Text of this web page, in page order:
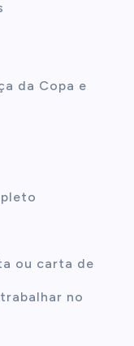
da Copa e
ou carta de
no